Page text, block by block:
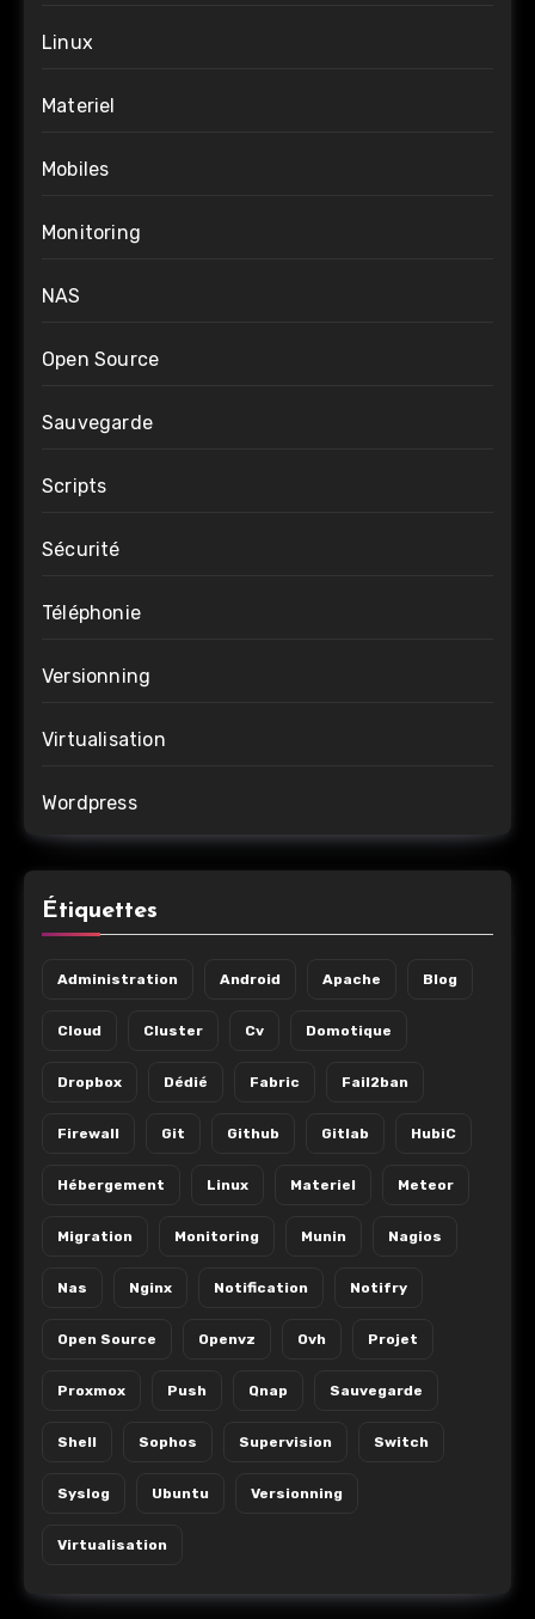
Linux
Materiel
Mobiles
Monitoring
NAS
Open Source
Sauvegarde
Scripts
Sécurité
Téléphonie
Versionning
Virtualisation
Wordpress
Étiquettes
Administration Android Apache Blog
Cloud Cluster Cv Domotique
Dropbox Dédié Fabric Fail2ban
Firewall Git Github Gitlab HubiC
Hébergement Linux Materiel Meteor
Migration Monitoring Munin Nagios
Nas Nginx Notification Notifry
Open Source Openvz Ovh Projet
Proxmox Push Qnap Sauvegarde
Shell Sophos Supervision Switch
Syslog Ubuntu Versionning
Virtualisation